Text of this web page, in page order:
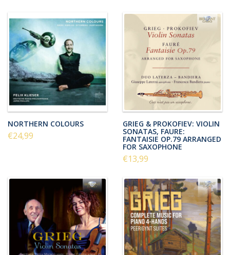
NORTHERN COLOURS
€24,99
GRIEG & PROKOFIEV: VIOLIN
SONATAS, FAURE:
FANTAISIE OP.79 ARRANGED
FOR SAXOPHONE
€13,99